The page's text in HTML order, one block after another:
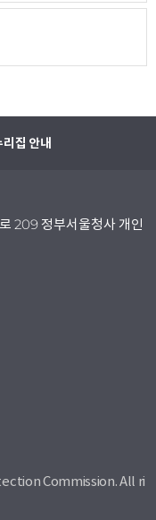
리집 안내
209 정부서울청사 개인
Commission. All ri